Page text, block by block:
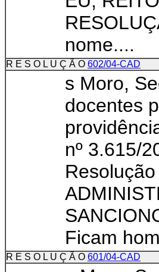
nome....
R E S O L U Ç Ã O 602/04-CAD
s Moro,
docentes
nº 3.615/
Ficam
R E S O L U Ç Ã O 601/04-CAD